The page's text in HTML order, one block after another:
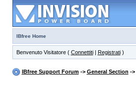
IBfree Home
Benvenuto Visitatore ( Connettiti| Registrati)
IBfree Support Forum-> General Section ->